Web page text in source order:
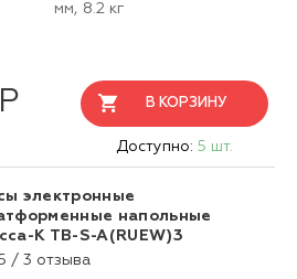
мм, 8.2 кг
В КОРЗИНУ
Доступно: 5 шт.
электронные
напольные
К ТВ-S-A(RUEW)3
/ 3 отзыва